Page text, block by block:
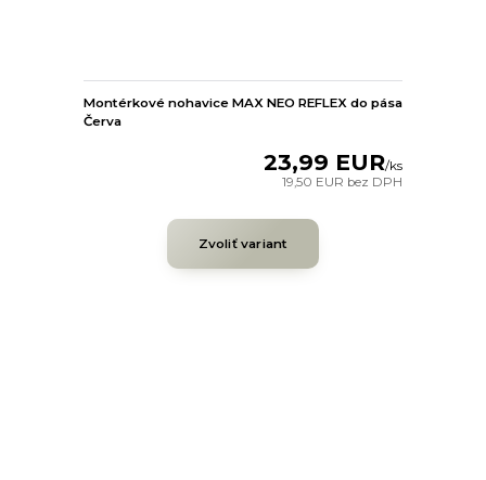
Montérkové nohavice MAX NEO REFLEX do pása
Červa
23,99 EUR/ks
19,50 EUR bez DPH
Zvoliť variant